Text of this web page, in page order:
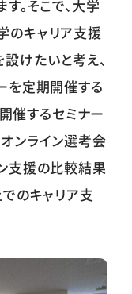
。そこで、大学
のキャリア支援
けたいと考え、
を定期開催する
催するセミナー
ンライン選考会
支援の比較結果
のキャリア支